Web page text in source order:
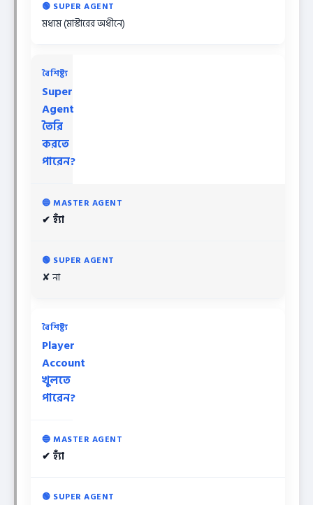
মধ্যম (মাস্টারের অধীনে)
Super
Agent
তৈরি
করতে
পারেন?
✔ হ্যাঁ
✘ না
Player
Account
খুলতে
পারেন?
✔ হ্যাঁ